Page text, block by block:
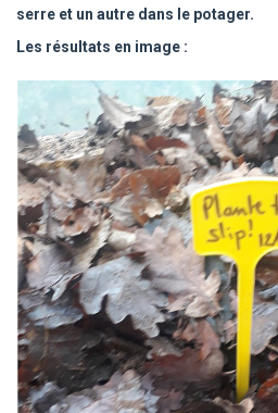
serre et un autre dans le potager.
Les résultats en image :